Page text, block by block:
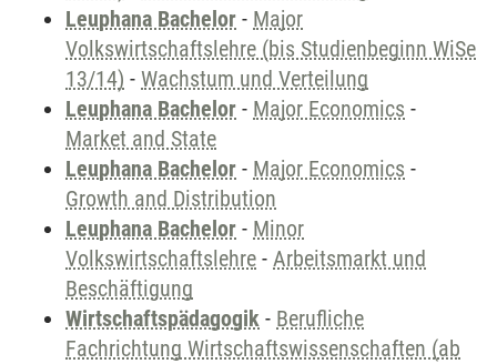
Leuphana Bachelor - Major
Volkswirtschaftslehre (bis Studienbeginn WiSe
13/14) - Wachstum und Verteilung
Leuphana Bachelor - Major Economics -
Market and State
Leuphana Bachelor - Major Economics -
Growth and Distribution
Leuphana Bachelor - Minor
Volkswirtschaftslehre - Arbeitsmarkt und
Beschäftigung
Wirtschaftspädagogik - Berufliche
Fachrichtung Wirtschaftswissenschaften (ab